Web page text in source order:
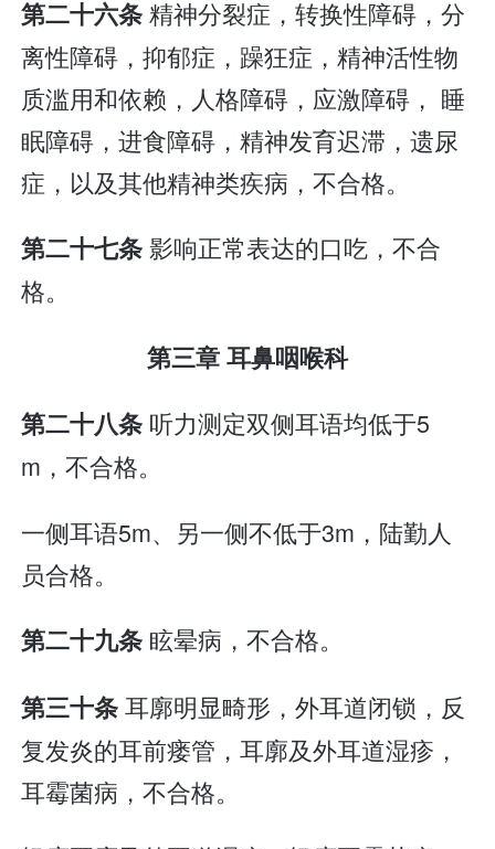
第二十六条精神分裂症，转换性障碍，分
离性障碍，抑郁症，躁狂症，精神活性物
质滥用和依赖，人格障碍，应激障碍， 睡
眠障碍，进食障碍，精神发育迟滞，遗尿
症，以及其他精神类疾病，不合格。
第二十七条影响正常表达的口吃，不合
格。
第三章 耳鼻咽喉科
第二十八条 听力测定双侧耳语均低于5
m，不合格。
一侧耳语5m、另一侧不低于3m，陆勤人
员合格。
第二十九条 眩晕病，不合格。
第三十条耳廓明显畸形，外耳道闭锁，反
复发炎的耳前瘘管，耳廓及外耳道湿疹，
耳霉菌病，不合格。